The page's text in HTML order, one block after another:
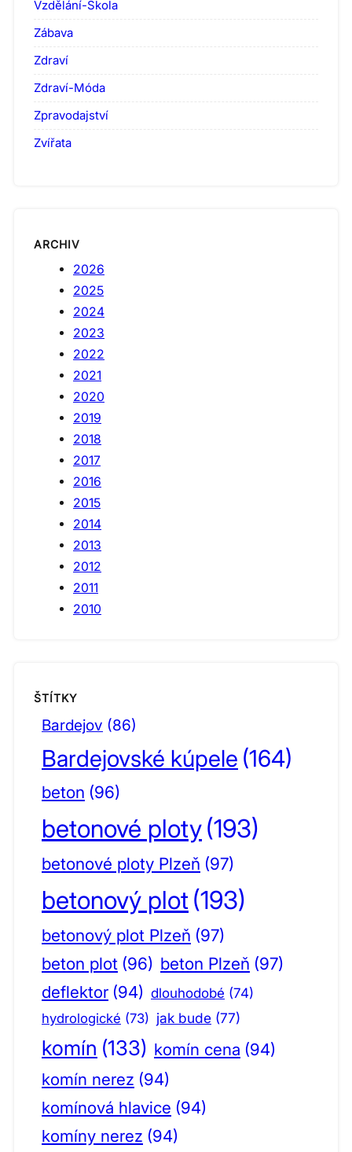
Vzdělání-Škola
Zábava
Zdraví
Zdraví-Móda
Zpravodajství
Zvířata
ARCHIV
2026
2025
2024
2023
2022
2021
2020
2019
2018
2017
2016
2015
2014
2013
2012
2011
2010
ŠTÍTKY
Bardejov (86)
Bardejovské kúpele (164)
beton (96)
betonové ploty(193)
betonové ploty Plzeň (97)
betonový plot (193)
betonový plot Plzeň (97)
beton plot (96) beton Plzeň (97)
deflektor (94) dlouhodobé (74)
hydrologické (73) jak bude (77)
komín (133) komín cena (94)
komín nerez (94)
komínová hlavice (94)
komíny nerez (94)